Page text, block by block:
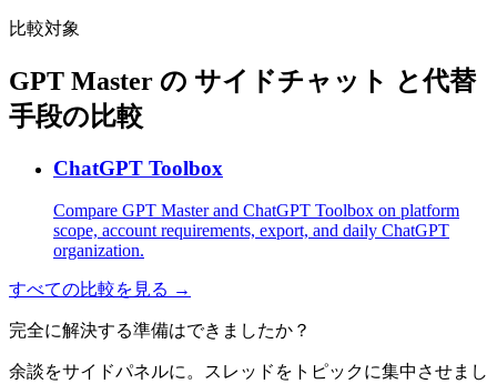
比較対象
GPT Master の サイドチャット と代替
手段の比較
ChatGPT Toolbox
Compare GPT Master and ChatGPT Toolbox on platform
scope, account requirements, export, and daily ChatGPT
organization.
すべての比較を見る →
完全に解決する準備はできましたか？
余談をサイドパネルに。スレッドをトピックに集中させまし